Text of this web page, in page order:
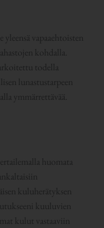
vapaaehtoisten
kohdalla.
todella
lunastustarpeen
ymmärrettävää.
huomata
kuluherätyksen
kuuluvien
kulut vastaaviin